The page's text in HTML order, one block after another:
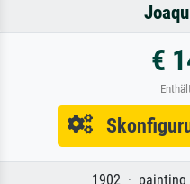
€
1902 · painting